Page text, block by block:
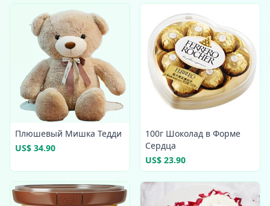
Плюшевый Мишка Тедди
US$ 34.90
100г Шоколад в Форме
Сердца
US$ 23.90